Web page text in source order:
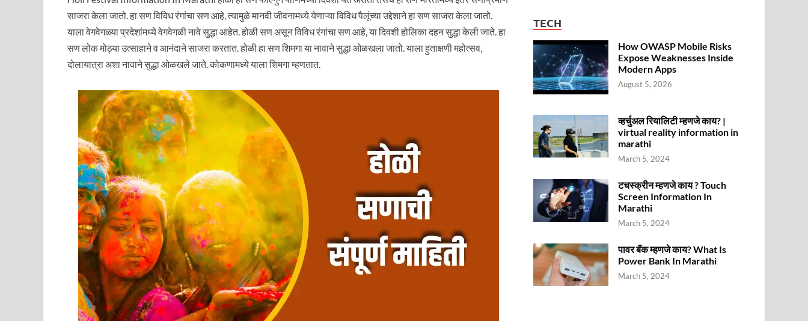
साजरा केला जातो. हा सण विविध रंगांचा सण आहे, त्यामुळे मानवी जीवनामध्ये येणाऱ्या विविध पैलूंच्या उद्देशाने हा सण साजरा केला जातो.
याला वेगवेगळ्या प्रदेशांमध्ये वेगवेगळी नावे सुद्धा आहेत. होळी सण असून विविध रंगांचा सण आहे, या दिवशी होलिका दहन सुद्धा केली जाते. हा
सण लोक मोठ्या उत्साहाने व आनंदाने साजरा करतात. होळी हा सण शिमगा या नावाने सुद्धा ओळखला जातो. याला हुताक्षणी महोत्सव,
दोलायात्रा अशा नावाने सुद्धा ओळखले जाते. कोकणामध्ये याला शिमगा म्हणतात.
TECH
How OWASP Mobile Risks
Expose Weaknesses Inside
Modern Apps
August 5, 2026
व्हर्चुअल रियालिटी म्हणजे काय? |
virtual reality information in
marathi
March 5, 2024
टचस्क्रीन म्हणजे काय ? Touch
Screen Information In
Marathi
March 5, 2024
पावर बॅंक म्हणजे काय? What Is
Power Bank In Marathi
March 5, 2024